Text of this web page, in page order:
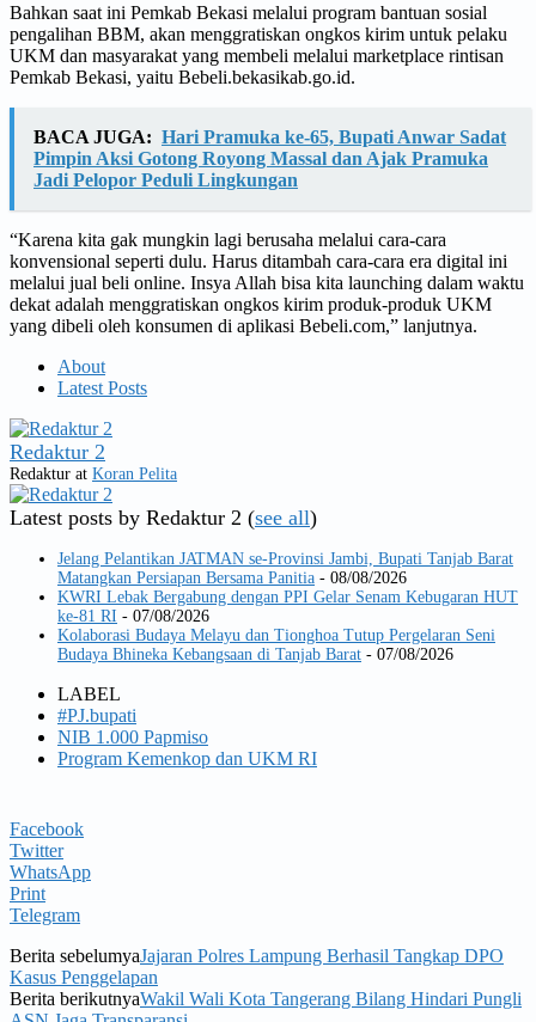
Bahkan saat ini Pemkab Bekasi melalui program bantuan sosial
pengalihan BBM, akan menggratiskan ongkos kirim untuk pelaku
UKM dan masyarakat yang membeli melalui marketplace rintisan
Pemkab Bekasi, yaitu Bebeli.bekasikab.go.id.
BACA JUGA: Hari Pramuka ke-65, Bupati Anwar Sadat
Pimpin Aksi Gotong Royong Massal dan Ajak Pramuka
Jadi Pelopor Peduli Lingkungan
“Karena kita gak mungkin lagi berusaha melalui cara-cara
konvensional seperti dulu. Harus ditambah cara-cara era digital ini
melalui jual beli online. Insya Allah bisa kita launching dalam waktu
dekat adalah menggratiskan ongkos kirim produk-produk UKM
yang dibeli oleh konsumen di aplikasi Bebeli.com,” lanjutnya.
About
Latest Posts
Redaktur 2
Redaktur at Koran Pelita
Latest posts by Redaktur 2 (see all)
Jelang Pelantikan JATMAN se-Provinsi Jambi, Bupati Tanjab Barat
Matangkan Persiapan Bersama Panitia - 08/08/2026
KWRI Lebak Bergabung dengan PPI Gelar Senam Kebugaran HUT
ke-81 RI - 07/08/2026
Kolaborasi Budaya Melayu dan Tionghoa Tutup Pergelaran Seni
Budaya Bhineka Kebangsaan di Tanjab Barat - 07/08/2026
LABEL
#PJ.bupati
NIB 1.000 Papmiso
Program Kemenkop dan UKM RI
Facebook
Twitter
WhatsApp
Print
Telegram
Berita sebelumyaJajaran Polres Lampung Berhasil Tangkap DPO
Kasus Penggelapan
Berita berikutnyaWakil Wali Kota Tangerang Bilang Hindari Pungli